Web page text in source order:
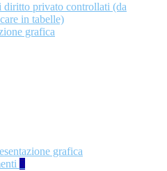
diritto privato controllati (da
in tabelle)
grafica
grafica
5